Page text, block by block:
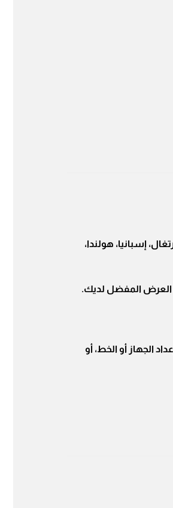
إسبانيا، هولندا،
في إعداد الجهاز أو الخط، أو